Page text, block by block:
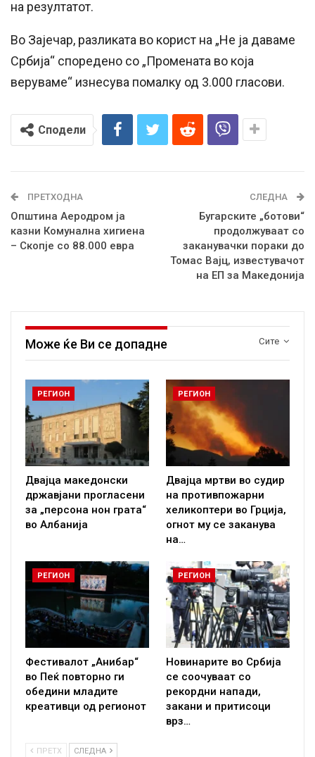
на резултатот.
Во Зајечар, разликата во корист на „Не ја даваме
Србија“ споредено со „Промената во која
веруваме“ изнесува помалку од 3.000 гласови.
Сподели
ПРЕТХОДНА
Општина Аеродром ја
казни Комунална хигиена
– Скопје со 88.000 евра
СЛЕДНА
Бугарските „ботови“
продолжуваат со
заканувачки пораки до
Томас Вајц, известувачот
на ЕП за Македонија
Сите
Може ќе Ви се допадне
РЕГИОН
Двајца македонски
државјани прогласени
за „персона нон грата“
во Албанија
РЕГИОН
Двајца мртви во судир
на противпожарни
хеликоптери во Грција,
огнот му се заканува
на…
РЕГИОН
Фестивалот „Анибар“
во Пеќ повторно ги
обедини младите
креативци од регионот
РЕГИОН
Новинарите во Србија
се соочуваат со
рекордни напади,
закани и притисоци
врз…
ПРЕТХ СЛЕДНА